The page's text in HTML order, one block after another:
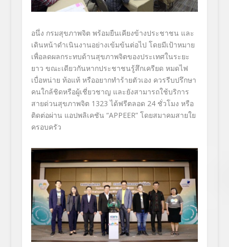
อนึ่ง กรมสุขภาพจิต พร้อมยืนเคียงข้างประชาชน และ
เดินหน้าดำเนินงานอย่างเข้มข้นต่อไป โดยมีเป้าหมาย
เพื่อลดผลกระทบด้านสุขภาพจิตของประเทศในระยะ
ยาว ขณะเดียวกันหากประชาชนรู้สึกเครียด หมดไฟ
เบื่อหน่าย ท้อแท้ หรืออยากทำร้ายตัวเอง ควรรีบปรึกษา
คนใกล้ชิดหรือผู้เชี่ยวชาญ และยังสามารถใช้บริการ
สายด่วนสุขภาพจิต 1323 ได้ฟรีตลอด 24ชั่วโมง หรือ
ติดต่อผ่าน แอปพลิเคชัน “APPEER” โดยสมาคมสายใย
ครอบครัว